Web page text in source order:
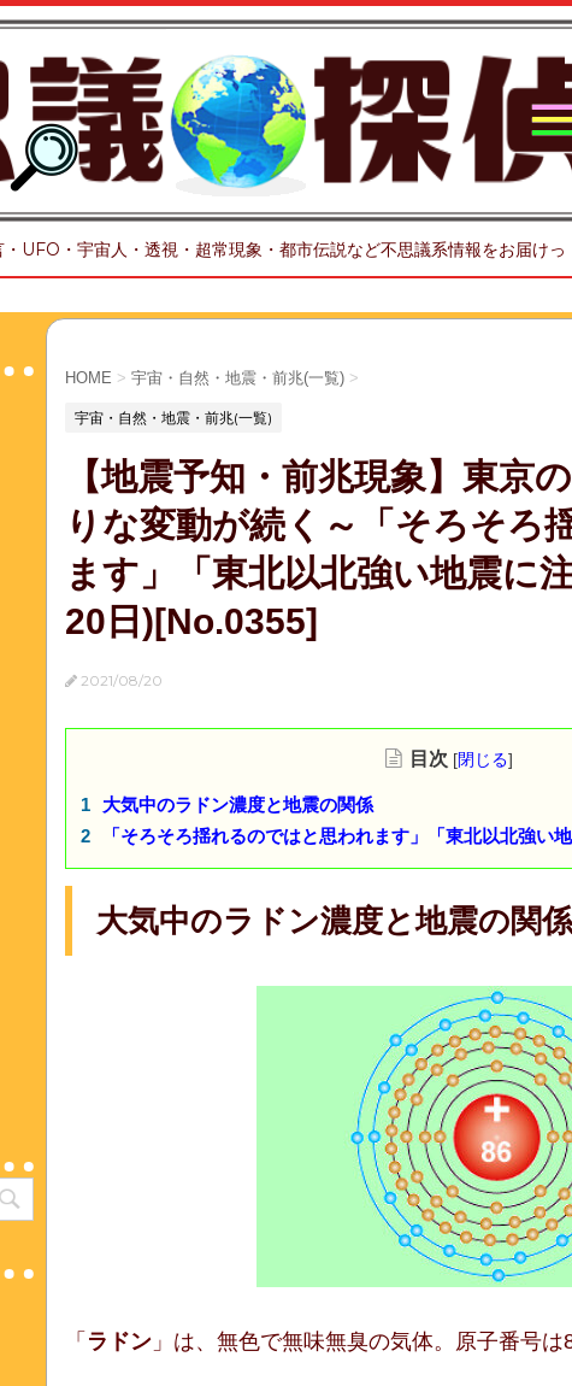
UFO・宇宙人・透視・超常現象・都市伝説など不思議系情報をお届けっ
HOME > 宇宙・自然・地震・前兆(一覧) >
宇宙・自然・地震・前兆(一覧)
【地震予知・前兆現象】東京
りな変動が続く～「そろそろ
ます」「東北以北強い地震に
20日)[No.0355]
2021/08/20
目次 [閉じる]
大気中のラドン濃度と地震の関係
「そろそろ揺れるのではと思われます」「東北以北強い
大気中のラドン濃度と地震の関係
「 ラドン 」は、無色で無味無臭の気体。原子番号は